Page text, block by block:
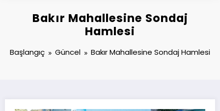
Bakır Mahallesine Sondaj
Hamlesi
Başlangıç Güncel Bakır Mahallesine Sondaj Hamlesi